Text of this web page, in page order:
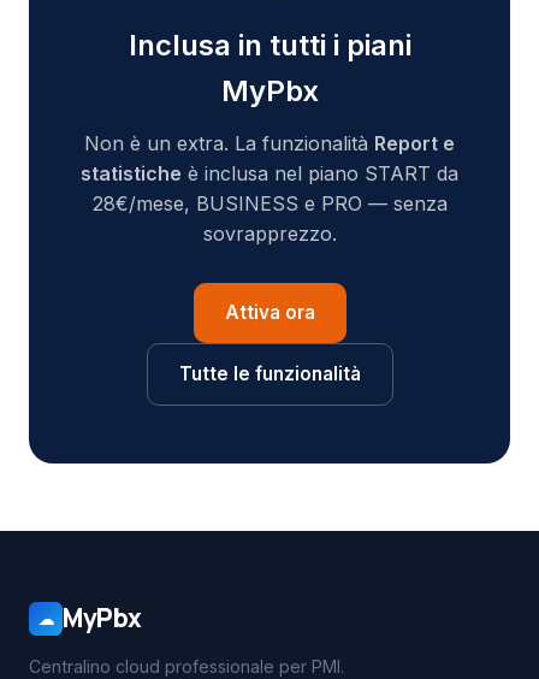
Inclusa in tutti i piani
MyPbx
Non è un extra. La funzionalità Report e
statistiche è inclusa nel piano START da
28€/mese, BUSINESS e PRO — senza
sovrapprezzo.
Attiva ora
Tutte le funzionalità
☁ MyPbx
Centralino cloud professionale per PMI.